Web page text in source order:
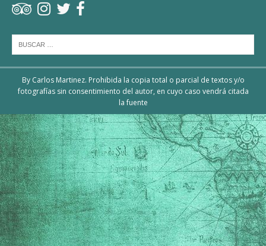
By Carlos Martinez. Prohibida la copia total o parcial de textos y/o
fotografías sin consentimiento del autor, en cuyo caso vendrá citada
la fuente